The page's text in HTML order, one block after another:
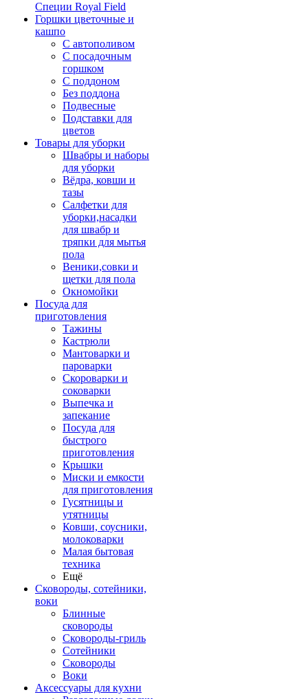
Специи Royal Field
Горшки цветочные и
кашпо
С автополивом
С посадочным
горшком
С поддоном
Без поддона
Подвесные
Подставки для
цветов
Товары для уборки
Швабры и наборы
для уборки
Вёдра, ковши и
тазы
Салфетки для
уборки,насадки
для швабр и
тряпки для мытья
пола
Веники,совки и
щетки для пола
Окномойки
Посуда для
приготовления
Тажины
Кастрюли
Мантоварки и
пароварки
Скороварки и
соковарки
Выпечка и
запекание
Посуда для
быстрого
приготовления
Крышки
Миски и емкости
для приготовления
Гусятницы и
утятницы
Ковши, соусники,
молоковарки
Малая бытовая
техника
Ещё
Сковороды, сотейники,
воки
Блинные
сковороды
Сковороды-гриль
Сотейники
Сковороды
Воки
Аксессуары для кухни